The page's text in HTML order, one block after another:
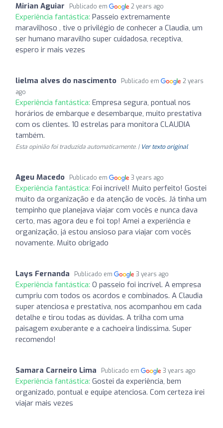
Mirian Aguiar Publicado em 2 years ago
Experiência fantástica: Passeio extremamente
maravilhoso , tive o privilégio de conhecer a Claudia, um
ser humano maravilho super cuidadosa, receptiva,
espero ir mais vezes
lielma alves do nascimento Publicado em
2 years
ago
Experiência fantástica: Empresa segura, pontual nos
horários de embarque e desembarque, muito prestativa
com os clientes. 10 estrelas para monitora CLAUDIA
também.
Esta opinião foi traduzida automaticamente. | Ver texto original
Ageu Macedo Publicado em 3 years ago
Experiência fantástica: Foi incrível! Muito perfeito! Gostei
muito da organização e da atenção de vocês. Já tinha um
tempinho que planejava viajar com vocês e nunca dava
certo, mas agora deu e foi top! Amei a experiência e
organização, já estou ansioso para viajar com vocês
novamente. Muito obrigado
Lays Fernanda Publicado em 3 years ago
Experiência fantástica: O passeio foi incrível. A empresa
cumpriu com todos os acordos e combinados. A Claudia
super atenciosa e prestativa, nos acompanhou em cada
detalhe e tirou todas as dúvidas. A trilha com uma
paisagem exuberante e a cachoeira lindíssima. Super
recomendo!
Samara Carneiro Lima Publicado em 3 years ago
Experiência fantástica: Gostei da experiência, bem
organizado, pontual e equipe atenciosa. Com certeza irei
viajar mais vezes